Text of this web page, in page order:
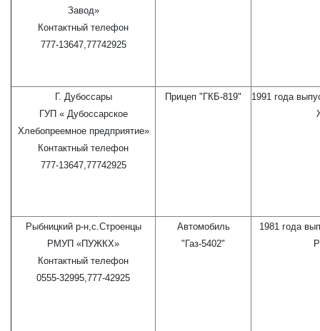
Завод»
Контактный телефон
777-13647,77742925
Г. Дубоссары
ГУП « Дубоссарское
Хлебопреемное предприятие»
Контактный телефон
777-13647,77742925
Прицеп "ГКБ-819"
1991 года
Рыбницкий р-н,с.Строенцы
РМУП «ПУЖКХ»
Контактный телефон
0555-32995,777-42925
Автомобиль
"Газ-5402"
1981 года